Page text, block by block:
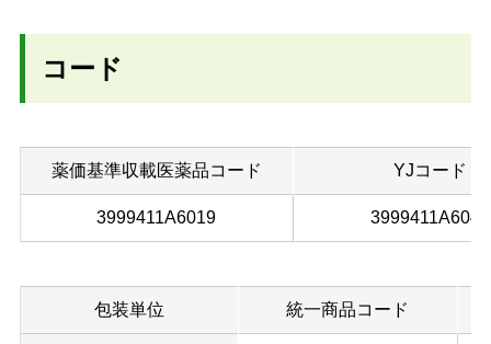
コード
薬価基準収載医薬品コード YJコード
3999411A6019 3999411A6043
包装単位 統一商品コード